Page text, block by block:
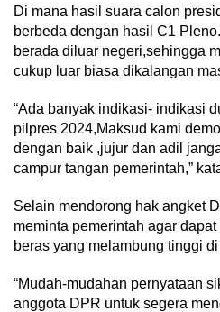
Di mana hasil suara calon
berbeda dengan hasil C1
berada diluar negeri,sehingga
cukup luar biasa dikalangan
“Ada banyak indikasi- indikasi
pilpres 2024,Maksud kami
dengan baik ,jujur dan adil
campur tangan pemerintah,”
Selain mendorong hak angket
meminta pemerintah agar
beras yang melambung tinggi
“Mudah-mudahan pernyataan
anggota DPR untuk segera